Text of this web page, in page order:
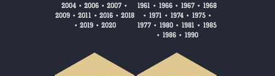
2004 • 2006 • 2007 •
2009• 2011 • 2016• 2018
• 2019• 2020
1961 • 1966 • 1967 • 1968
• 1971 • 1974• 1975•
1977 • 1980 • 1981 • 1985
• 1986• 1990